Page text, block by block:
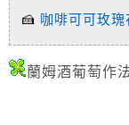
🍰 咖啡可可玫
蘭姆酒葡萄作